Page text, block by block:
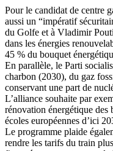
Pour le candidat de centre
aussi un “impératif
du Golfe et à Vladimir
dans les énergies
45 % du bouquet
En parallèle, le Parti
charbon (2030), du gaz
conservant une part de
L’alliance souhaite par
rénovation énergétique des
écoles européennes d’ici
Le programme plaide
rendre les tarifs du train